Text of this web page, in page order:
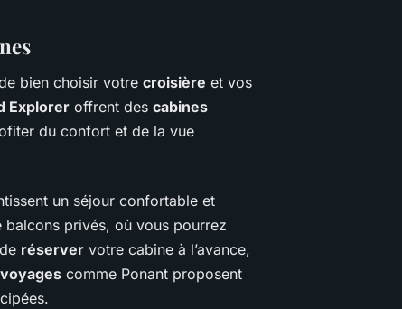
bien choisir votre croisière et vos
Explorer offrent des cabines
du confort et de la vue
un séjour confortable et
privés, où vous pourrez
réserver votre cabine à l’avance,
comme Ponant proposent